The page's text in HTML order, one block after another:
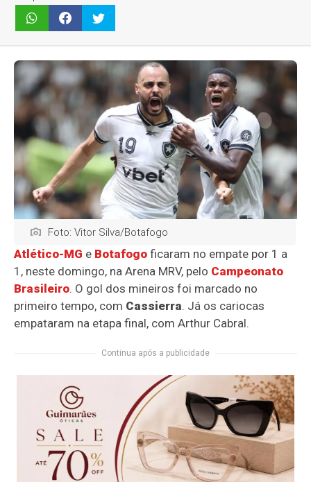
Foto: Vitor Silva/Botafogo
Atlético-MG e Botafogoficaram no empate por 1 a
1, neste domingo, na Arena MRV, pelo Campeonato
Brasileiro. O gol dos mineiros foi marcado no
primeiro tempo, com Cassierra. Já os cariocas
empataram na etapa final, com Arthur Cabral.
Continua após a publicidade